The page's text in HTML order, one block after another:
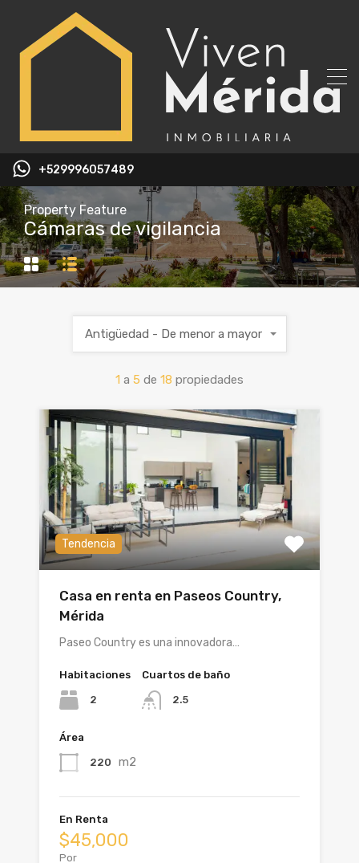
+529996057489
Property Feature
Cámaras de vigilancia
1 a 5 de 18 propiedades
Antigüedad - De menor a mayor
Tendencia
Casa en renta en Paseos Country,
Mérida
Paseo Country es una innovadora…
Habitaciones
2
Cuartos de baño
2.5
Área
220 m2
En Renta
$45,000
Por